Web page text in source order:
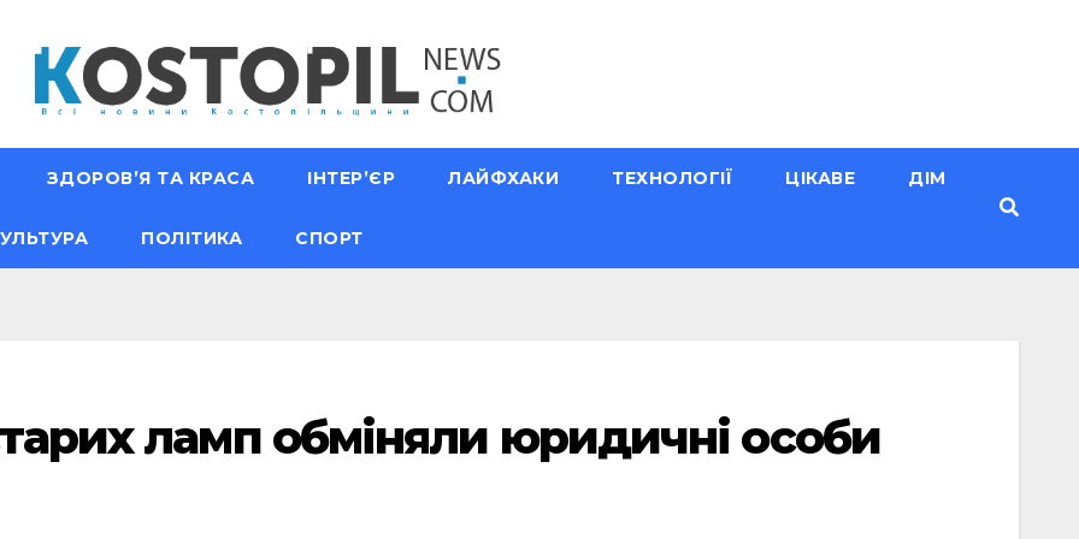
ЗДОРОВ’Я ТА КРАСА ІНТЕР’ЄР ЛАЙФХАКИ ТЕХНОЛОГІЇ ЦІКАВЕ ДІМ
ПОЛІТИКА СПОРТ
ламп обміняли юридичні особи